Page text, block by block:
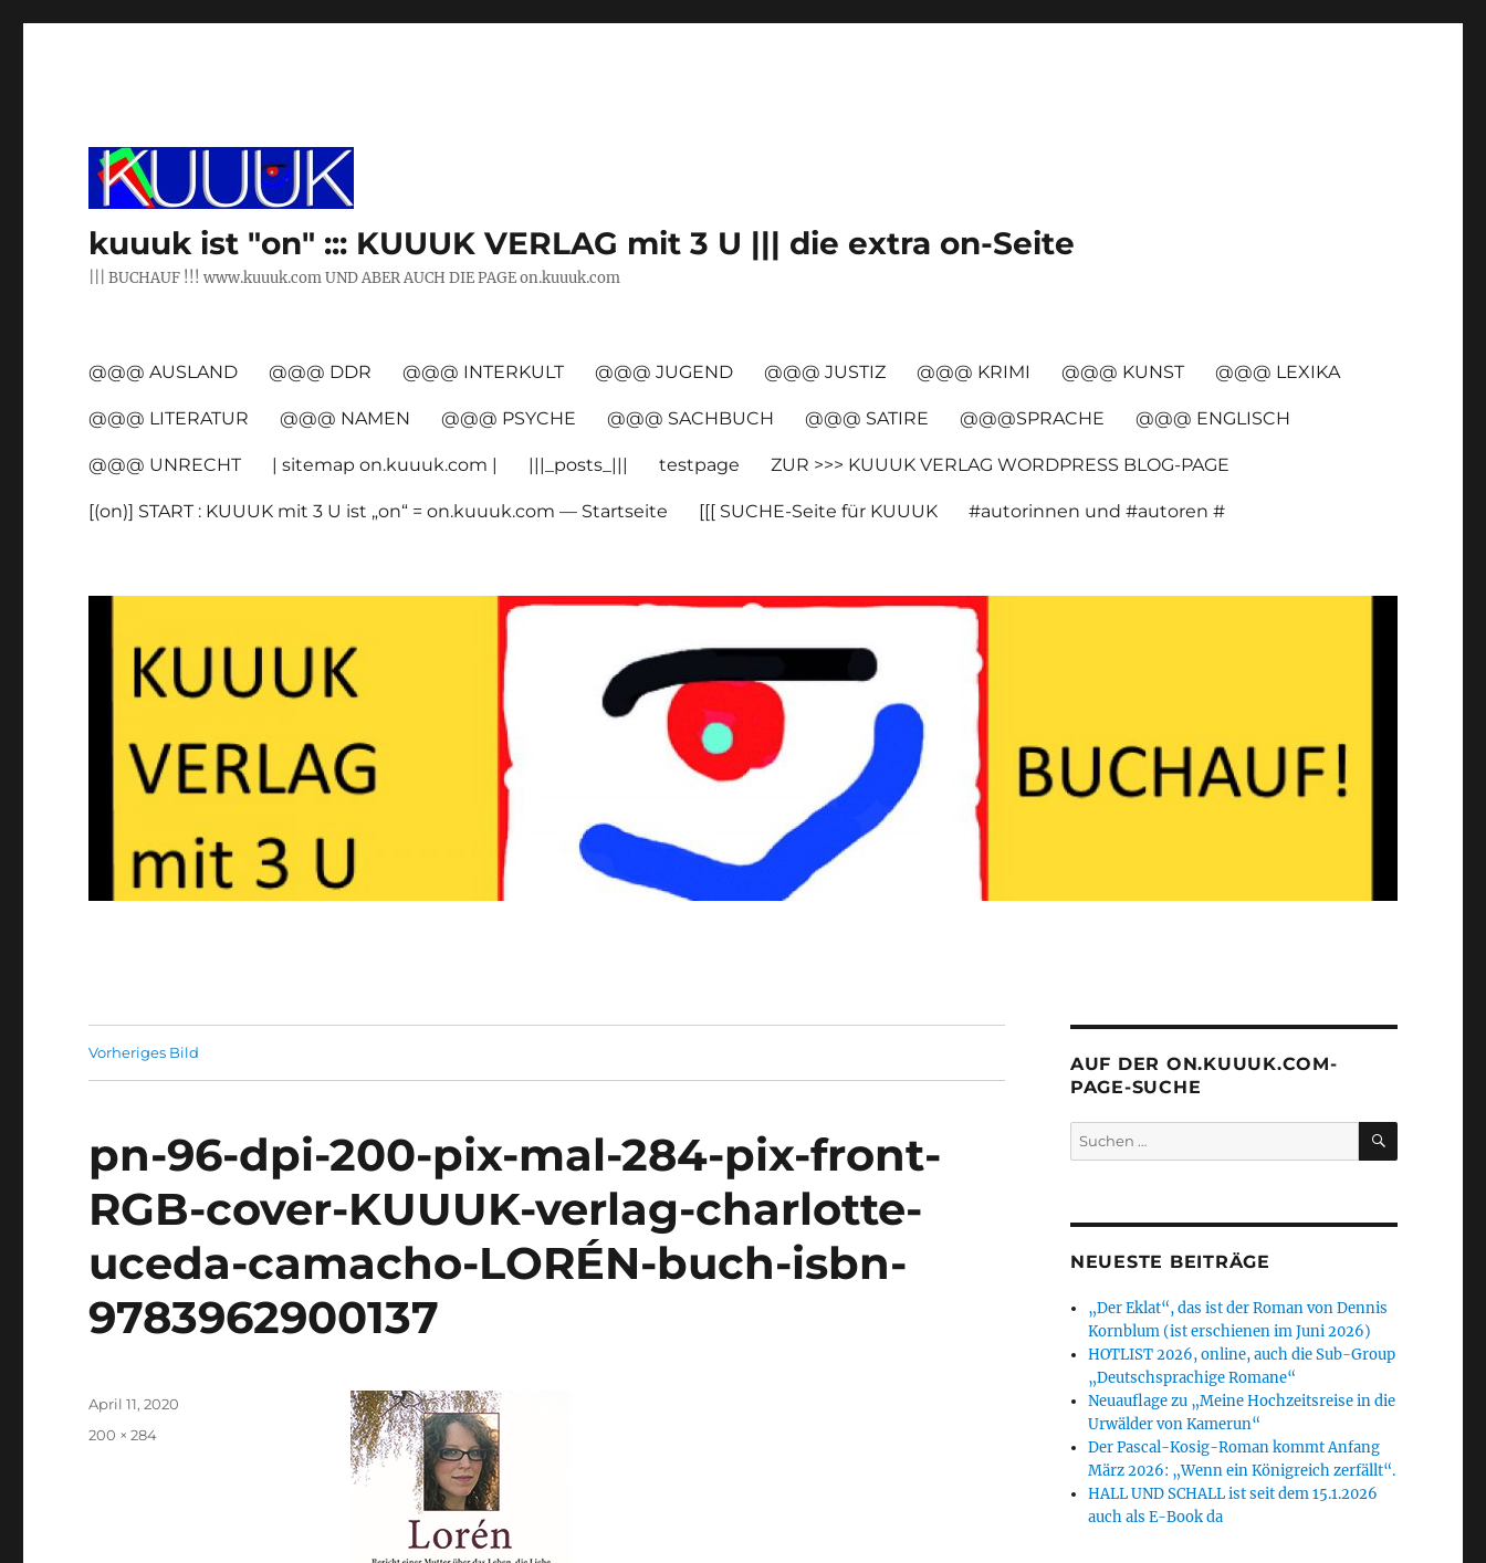
kuuuk ist "on" ::: KUUUK VERLAG mit 3 U ||| die extra on-Seite
||| BUCHAUF !!! www.kuuuk.com UND ABER AUCH DIE PAGE on.kuuuk.com
@@@ AUSLAND @@@ DDR @@@ INTERKULT @@@ JUGEND @@@ JUSTIZ @@@ KRIMI @@@ KUNST @@@ LEXIKA
@@@ LITERATUR @@@ NAMEN @@@ PSYCHE @@@ SACHBUCH @@@ SATIRE @@@SPRACHE @@@ ENGLISCH
@@@ UNRECHT | sitemap on.kuuuk.com | |||_posts_||| testpage ZUR >>> KUUUK VERLAG WORDPRESS BLOG-PAGE
[(on)] START : KUUUK mit 3 U ist „on“ = on.kuuuk.com — Startseite [[[ SUCHE-Seite für KUUUK #autorinnen und #autoren #
Vorheriges Bild
pn-96-dpi-200-pix-mal-284-pix-front-
RGB-cover-KUUUK-verlag-charlotte-
uceda-camacho-LORÉN-buch-isbn-
9783962900137
Veröffentlicht
April 11, 2020
Originalgröße
200 × 284
AUF DER ON.KUUUK.COM-
PAGE-SUCHE
Suchen
nach:
SUCHEN
NEUESTE BEITRÄGE
„Der Eklat“, das ist der Roman von Dennis
Kornblum (ist erschienen im Juni 2026)
HOTLIST 2026, online, auch die Sub-Group
„Deutschsprachige Romane“
Neuauflage zu „Meine Hochzeitsreise in die
Urwälder von Kamerun“
Der Pascal-Kosig-Roman kommt Anfang
März 2026: „Wenn ein Königreich zerfällt“.
HALL UND SCHALL ist seit dem 15.1.2026
auch als E-Book da